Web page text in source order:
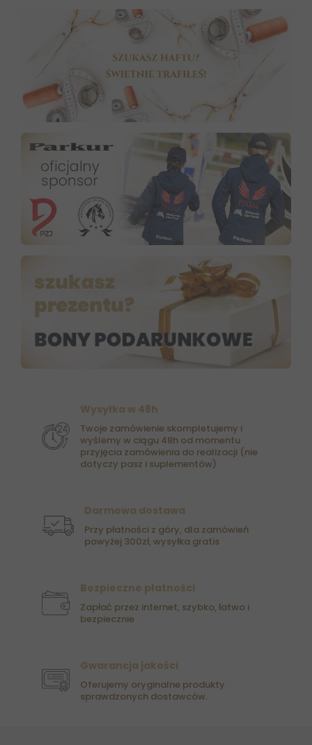
Wysyłka w 48h
Twoje zamówienie skompletujemy i
wyślemy w ciągu 48h od momentu
przyjęcia zamówienia do realizacji (nie
dotyczy pasz i suplementów)
Darmowa dostawa
Przy płatności z góry, dla zamówień
powyżej 300zł, wysyłka gratis
Bezpieczne płatności
Zapłać przez internet, szybko, łatwo i
bezpiecznie
Gwarancja jakości
Oferujemy oryginalne produkty
sprawdzonych dostawców.